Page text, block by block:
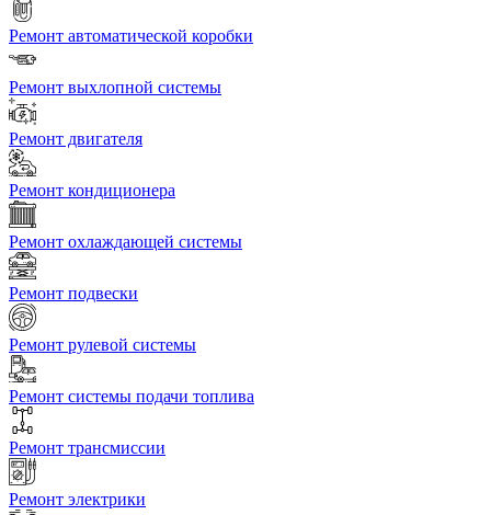
Ремонт автоматической коробки
Ремонт выхлопной системы
Ремонт двигателя
Ремонт кондиционера
Ремонт охлаждающей системы
Ремонт подвески
Ремонт рулевой системы
Ремонт системы подачи топлива
Ремонт трансмиссии
Ремонт электрики